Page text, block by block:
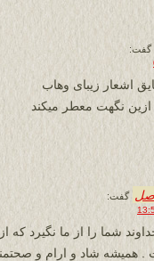
گفت:
اشعار زیبای وهاب
نگهت معطر میکند
گفت:
شما را از ما نگیرد که
. همیشه شاد و ارام و